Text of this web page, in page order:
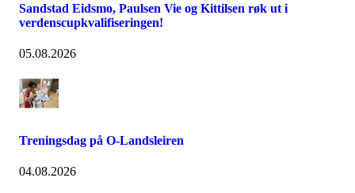
Sandstad Eidsmo, Paulsen Vie og Kittilsen røk ut i
verdenscupkvalifiseringen!
05.08.2026
Treningsdag på O-Landsleiren
04.08.2026